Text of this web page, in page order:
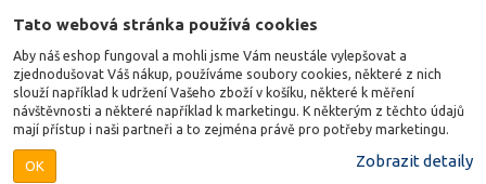
Tato webová stránka používá cookies
Aby náš eshop fungoval a mohli jsme Vám neustále vylepšovat a
zjednodušovat Váš nákup, používáme soubory cookies, některé z nich
slouží například k udržení Vašeho zboží v košíku, některé k měření
návštěvnosti a některé například k marketingu. K některým z těchto údajů
mají přístup i naši partneři a to zejména právě pro potřeby marketingu.
OK Zobrazit detaily